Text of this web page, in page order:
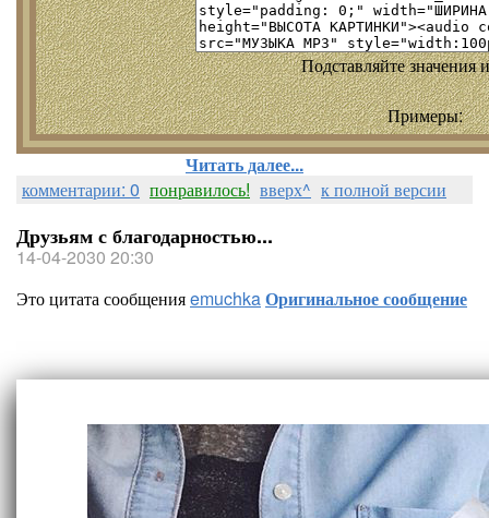
Подставляйте значения
Примеры:
Читать далее...
комментарии: 0 понравилось! вверх^ к полной версии
Друзьям с благодарностью...
14-04-2030 20:30
Это цитата сообщенияemuchkaОригинальное сообщение